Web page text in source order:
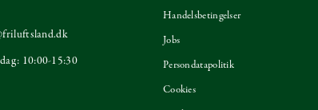
10:00-15:30
Handelsbetingelser
Jobs
Persondatapolitik
Cookies